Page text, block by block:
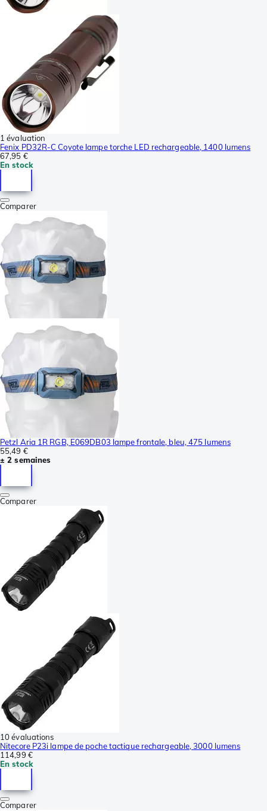
1 évaluation
Fenix PD32R-C Coyote lampe torche LED rechargeable, 1400 lumens
67,95 €
En stock
Comparer
Petzl Aria 1R RGB, E069DB03 lampe frontale, bleu, 475 lumens
55,49 €
± 2 semaines
Comparer
10 évaluations
Nitecore P23i lampe de poche tactique rechargeable, 3000 lumens
114,99 €
En stock
Comparer